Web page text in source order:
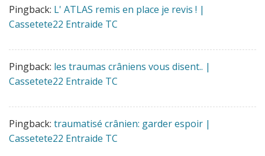
Pingback: L' ATLAS remis en place je revis ! |
Cassetete22 Entraide TC
Pingback: les traumas crâniens vous disent.. |
Cassetete22 Entraide TC
Pingback: traumatisé crânien: garder espoir |
Cassetete22 Entraide TC